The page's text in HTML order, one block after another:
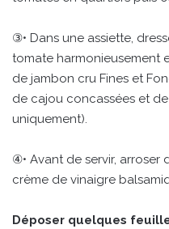
③• Dans une assiette,
tomate harmonieusement
de jambon cru Fines et
de cajou concassées et
uniquement).
④• Avant de servir, arroser
crème de vinaigre
Déposer quelques